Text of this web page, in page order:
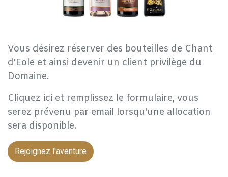
Vous désirez réserver des bouteilles de Chant
d'Eole et ainsi devenir un client privilège du
Domaine.
Cliquez ici et remplissez le formulaire, vous
serez prévenu par email lorsqu'une allocation
sera disponible.
Rejoignez l'aventure